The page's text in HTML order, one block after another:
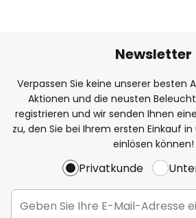
Newsletter
Verpassen Sie keine unserer besten
Aktionen und die neusten
registrieren und wir senden Ihnen
zu, den Sie bei Ihrem ersten Einkauf
einlösen können!
Privatkunde